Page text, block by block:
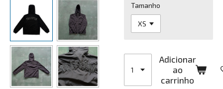
Tamanho
Adicionar
ao
carrinho